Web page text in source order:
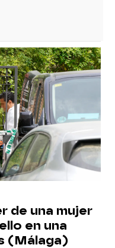
de una mujer
en una
(Málaga)